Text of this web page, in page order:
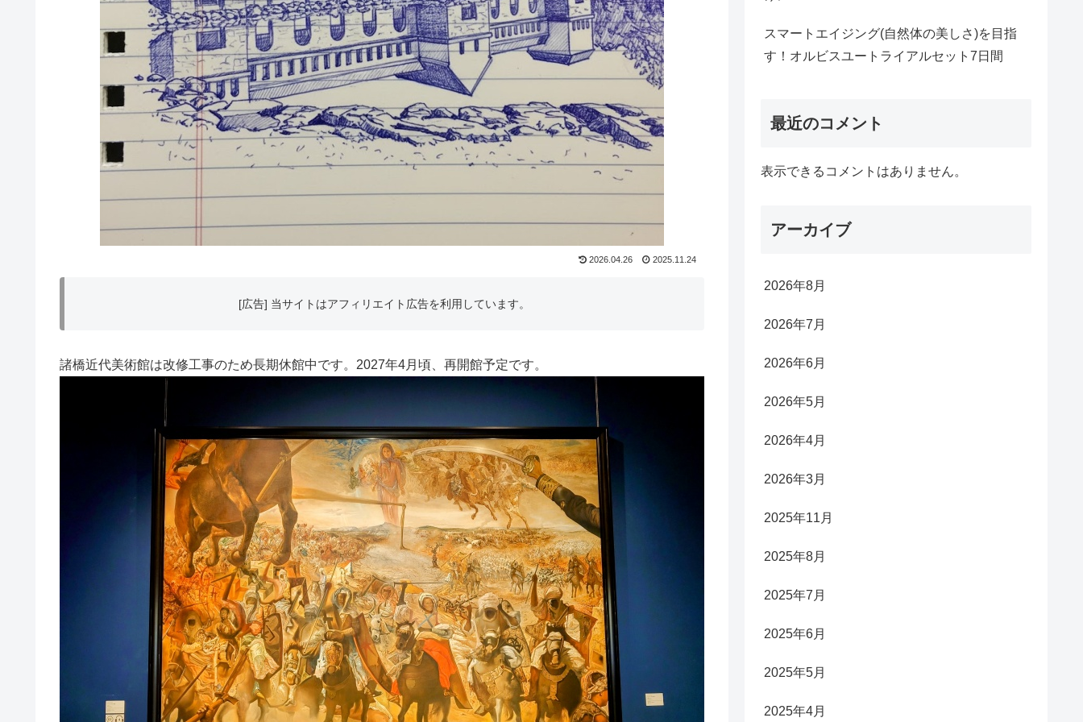
2026.04.26 2025.11.24
[広告] 当サイトはアフィリエイト広告を利用しています。
諸橋近代美術館は改修工事のため長期休館中です。2027年4月頃、再開館予定です。
スマートエイジング(自然体の美しさ)を目指
す！オルビスユートライアルセット7日間
最近のコメント
表示できるコメントはありません。
アーカイブ
2026年8月
2026年7月
2026年6月
2026年5月
2026年4月
2026年3月
2025年11月
2025年8月
2025年7月
2025年6月
2025年5月
2025年4月